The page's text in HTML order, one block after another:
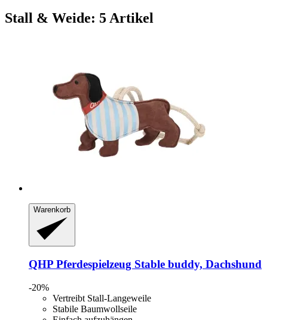
Stall & Weide: 5 Artikel
Warenkorb
QHP Pferdespielzeug Stable buddy, Dachshund
-20%
Vertreibt Stall-Langeweile
Stabile Baumwollseile